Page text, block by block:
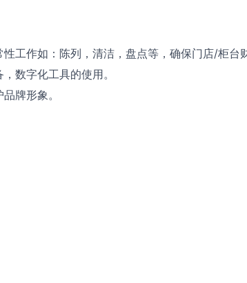
工作如：陈列，清洁，盘点等，确保门店/柜台
数字化工具的使用。
牌形象。